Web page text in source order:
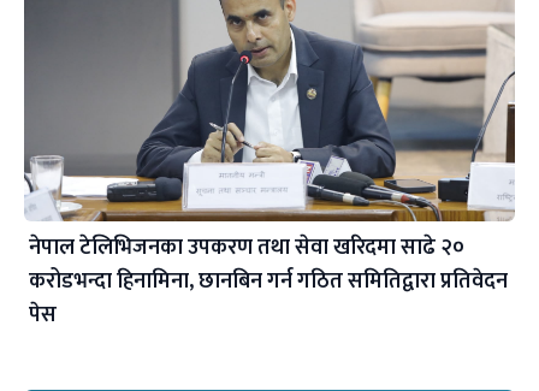
नेपाल टेलिभिजनका उपकरण तथा सेवा खरिदमा साढे २०
करोडभन्दा हिनामिना, छानबिन गर्न गठित समितिद्वारा प्रतिवेदन
पेस